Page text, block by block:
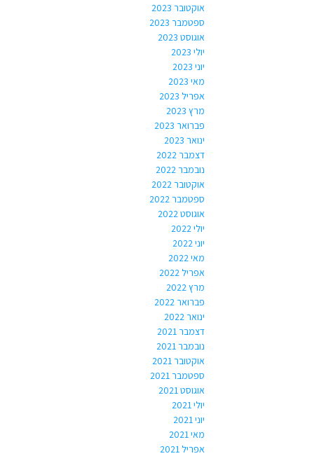
אוקטובר 2023
ספטמבר 2023
אוגוסט 2023
יולי 2023
יוני 2023
מאי 2023
אפריל 2023
מרץ 2023
פברואר 2023
ינואר 2023
דצמבר 2022
נובמבר 2022
אוקטובר 2022
ספטמבר 2022
אוגוסט 2022
יולי 2022
יוני 2022
מאי 2022
אפריל 2022
מרץ 2022
פברואר 2022
ינואר 2022
דצמבר 2021
נובמבר 2021
אוקטובר 2021
ספטמבר 2021
אוגוסט 2021
יולי 2021
יוני 2021
מאי 2021
אפריל 2021